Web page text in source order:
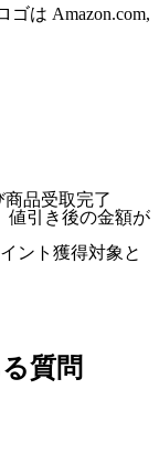
ゴは Amazon.com,
商品受取完了
値引き後の金額が
ント獲得対象と
質問